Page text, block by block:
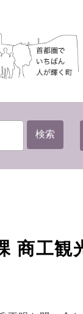
検索
商工